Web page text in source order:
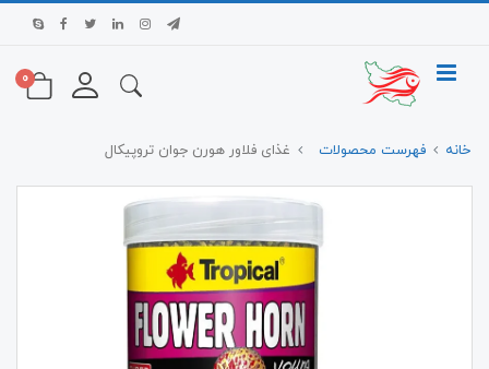
0
خانه فهرست محصولات غذای فلاور هورن جوان تروپیکال